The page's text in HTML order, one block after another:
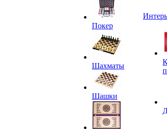
Покер
Шахматы
Шашки